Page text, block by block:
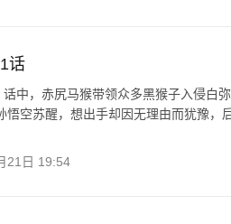
话
中，赤尻马猴带领众多黑猴子入侵白
悟空苏醒，想出手却因无理由而犹豫
21日 19:54